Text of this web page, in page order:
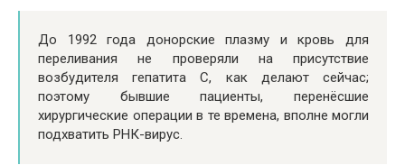
До 1992 года донорские плазму и кровь для
переливания не проверяли на присутствие
возбудителя гепатита С, как делают сейчас;
поэтому бывшие пациенты, перенёсшие
хирургические операции в те времена, вполне могли
подхватить РНК-вирус.